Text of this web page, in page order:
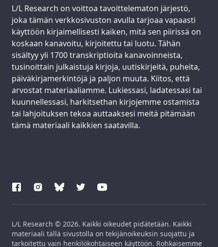
Support us:
L/L Research on voittoa tavoittelematon järjestö,
joka tämän verkkosivuston avulla tarjoaa vapaasti
käyttöön kirjaimellisesti kaiken, mitä sen piirissä on
koskaan kanavoitu, kirjoitettu tai luotu. Tähän
sisältyy yli 1700 transkriptioita kanavoinneista,
tusinoittain julkaistuja kirjoja, uutiskirjeitä, puheita,
päiväkirjamerkintöjä ja paljon muuta. Kiitos, että
arvostat materiaaliamme. Lukiessasi, ladatessasi tai
kuunnellessasi, harkitsethan kirjojemme ostamista
tai lahjoituksen tekoa auttaaksesi meitä pitämään
tämä materiaali kaikkien saatavilla.
L/L Research © 2026. Kaikki oikeudet pidätetään. Kaikki
materiaali tällä sivustolla on tekijänoikeuksin suojattu ja
tarkoitettu vain henkilökohtaiseen käyttöön. Rohkaisemme